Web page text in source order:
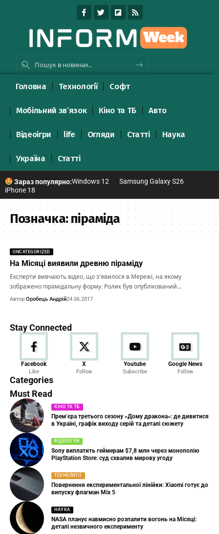
Головна Технології Софт
Мобільний зв’язок Кіно та ТБ Авто
Відеоігри life Огляди Статті Наука
Україна Статті
Зараз популярно:Windows 12
Samsung Galaxy S26
iPhone 18
Позначка:піраміда
UNCATEGORIZED
На Місяці виявили древню піраміду
Експерти вивчають відео, що з'явилося в Мережі, на якому
зображено пірамідальну форму. Ролик був опублікований…
Автор:Оробець Андрій24.06.2017
Stay Connected
Facebook
Like
X
Follow
Youtube
Subscribe
Google News
Follow
Categories
Новини
23 Articles
Must Read
КІНО ТА ТБ
Прем’єра третього сезону «Дому дракона»: де дивитися
в Україні, графік виходу серій та деталі сюжету
ВІДЕОІГРИ
Sony виплатить геймерам $7,8 млн через монополію
PlayStation Store: суд схвалив мирову угоду
ТЕХНОЛОГІЇ
Повернення експериментальної лінійки: Xiaomi готує до
випуску флагман Mix 5
НАУКА
NASA планує навмисно розпалити вогонь на Місяці:
деталі незвичного експерименту